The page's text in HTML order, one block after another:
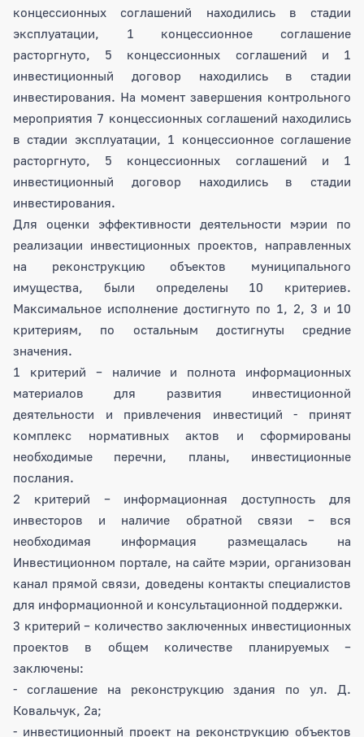
концессионных соглашений находились в стадии
эксплуатации, 1 концессионное соглашение
расторгнуто, 5 концессионных соглашений и 1
инвестиционный договор находились в стадии
инвестирования. На момент завершения контрольного
мероприятия 7 концессионных соглашений находились
в стадии эксплуатации, 1 концессионное соглашение
расторгнуто, 5 концессионных соглашений и 1
инвестиционный договор находились в стадии
инвестирования.
Для оценки эффективности деятельности мэрии по
реализации инвестиционных проектов, направленных
на реконструкцию объектов муниципального
имущества, были определены 10 критериев.
Максимальное исполнение достигнуто по 1, 2, 3 и 10
критериям, по остальным достигнуты средние
значения.
1 критерий – наличие и полнота информационных
материалов для развития инвестиционной
деятельности и привлечения инвестиций - принят
комплекс нормативных актов и сформированы
необходимые перечни, планы, инвестиционные
послания.
2 критерий – информационная доступность для
инвесторов и наличие обратной связи – вся
необходимая информация размещалась на
Инвестиционном портале, на сайте мэрии, организован
канал прямой связи, доведены контакты специалистов
для информационной и консультационной поддержки.
3 критерий – количество заключенных инвестиционных
проектов в общем количестве планируемых –
заключены:
- соглашение на реконструкцию здания по ул. Д.
Ковальчук, 2а;
- инвестиционный проект на реконструкцию объектов